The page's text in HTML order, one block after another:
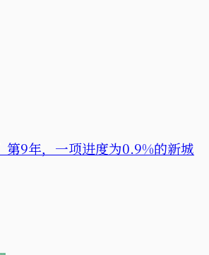
9年，一项进度为0.9%的新城